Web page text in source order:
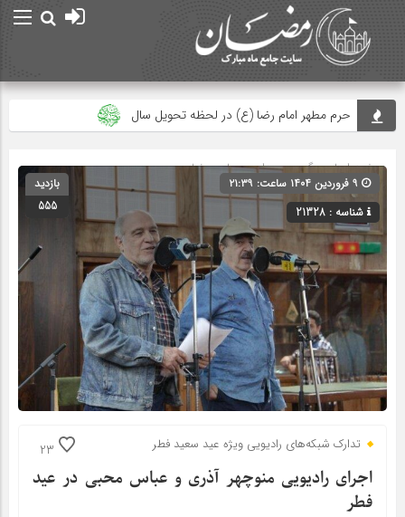
حرم مطهر امام رضا (ع) در لحظه تحویل سال
جلوه‌های بزرگ نصرت الهی در ماه مبارک رمضان دیده شد
علت حرام بودن روزه ی عید فطر در احادیث
طریقه خواندن نماز عید فطر و دعای قنوت نماز عید فطر
زکات فطره میهمانِ شب عید
پیام‌های جزء ۳۰ قرآن؛ از توحید تا انس همیشگی با قرآن
امام سجاد(ع) در فراغ ماه مبارک رمضان
اعمال شب و روز عید سعید فطر
پیام نوروزی رهبر انقلاب به مناسبت آغاز سال ۱۴۰۵
صفحه اصلی» گروه »صدا و سیما و رمضان
شناسه : 21328
بازدید
555
23 تدارک شبکه‌های رادیویی ویژه عید سعید فطر
اجرای رادیویی منوچهر آذری و عباس محبی در عید
فطر